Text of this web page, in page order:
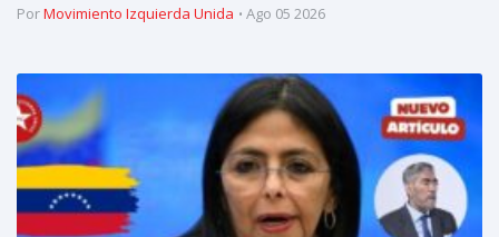
PorMovimiento Izquierda Unida Ago 05 2026